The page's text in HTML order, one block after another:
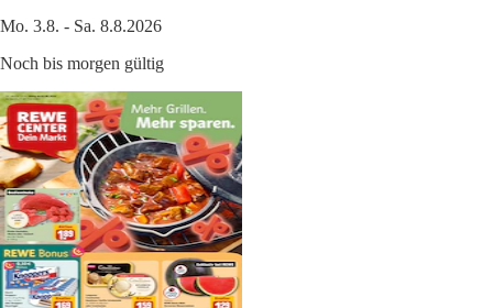
Mo. 3.8. - Sa. 8.8.2026
Noch bis morgen gültig